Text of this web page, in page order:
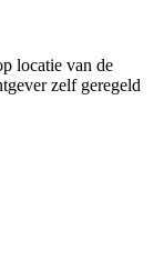
locatie van de
zelf geregeld